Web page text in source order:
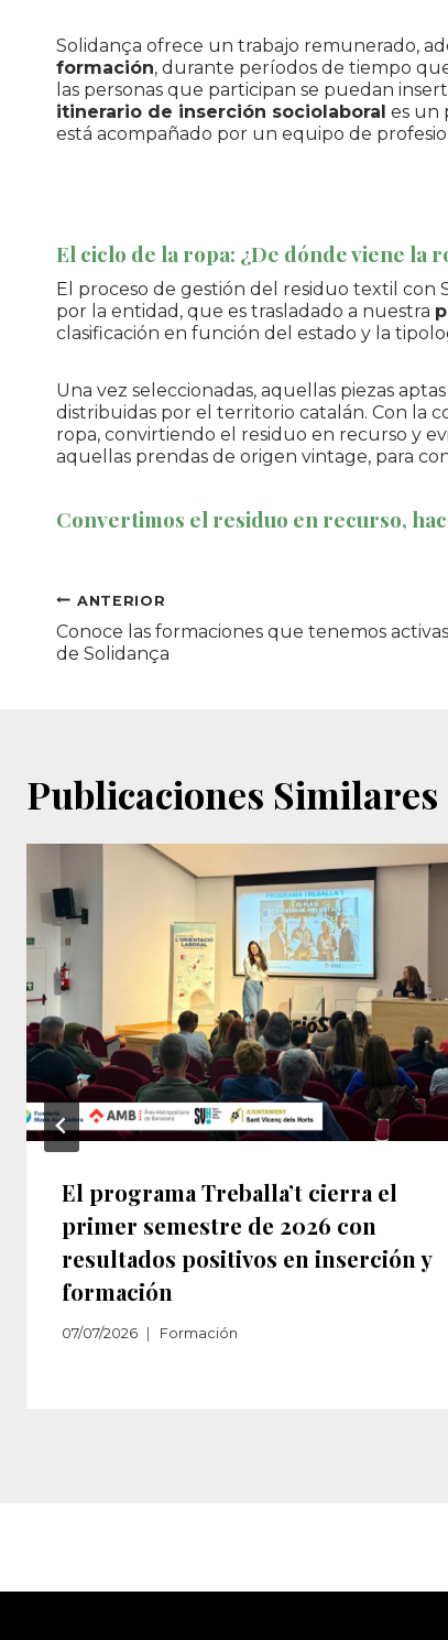
Solidança ofrece un trabajo remunerado,
formación, durante períodos de tiempo
las personas que participan se puedan
itinerario de inserción sociolaboral es un
está acompañado por un equipo de
El ciclo de la ropa: ¿De dónde viene la
El proceso de gestión del residuo textil con
por la entidad, que es trasladado a nuestra
clasificación en función del estado y la
Una vez seleccionadas, aquellas piezas
distribuidas por el territorio catalán. Con la
ropa, convirtiendo el residuo en recurso y
aquellas prendas de origen vintage, para
Convertimos el residuo en recurso,
Navegación
de
ANTERIOR
Conoce las formaciones que tenemos
de Solidança
Publicaciones Similares
El programa Treballa’t cierra el
primer semestre de 2026 con
resultados positivos en inserción y
formación
07/07/2026 Formación